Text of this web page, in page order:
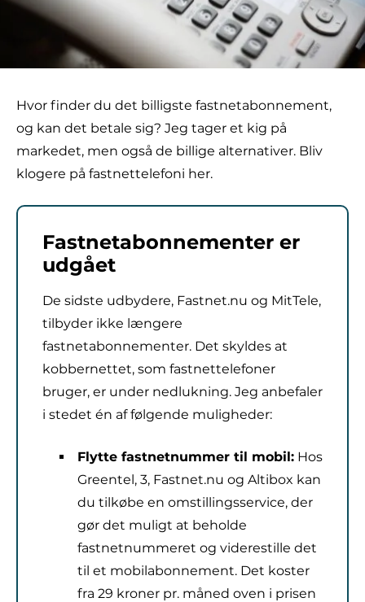
Hvor finder du det billigste fastnetabonnement,
og kan det betale sig? Jeg tager et kig på
markedet, men også de billige alternativer. Bliv
klogere på fastnettelefoni her.
Fastnetabonnementer er
udgået
De sidste udbydere, Fastnet.nu og MitTele,
tilbyder ikke længere
fastnetabonnementer. Det skyldes at
kobbernettet, som fastnettelefoner
bruger, er under nedlukning. Jeg anbefaler
i stedet én af følgende muligheder:
Flytte fastnetnummer til mobil: Hos
Greentel, 3, Fastnet.nu og Altibox kan
du tilkøbe en omstillingsservice, der
gør det muligt at beholde
fastnetnummeret og viderestille det
til et mobilabonnement. Det koster
fra 29 kroner pr. måned oven i prisen